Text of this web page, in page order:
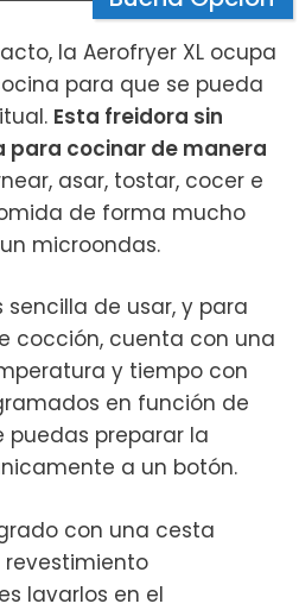
la Aerofryer XL ocupa
para que se pueda
Esta freidora sin
cocinar de manera
asar, tostar, cocer e
de forma mucho
microondas.
de usar, y para
cocción, cuenta con una
y tiempo con
en función de
puedas preparar la
a un botón.
con una cesta
revestimiento
lavarlos en el